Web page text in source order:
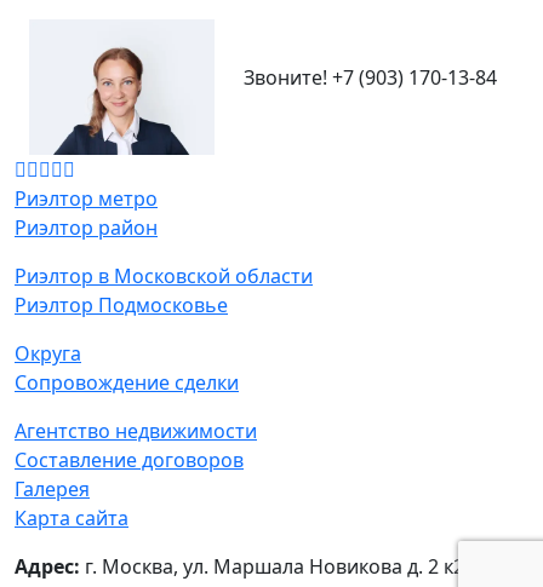
Звоните! +7 (903) 170-13-84
Риэлтор метро
Риэлтор район
Риэлтор в Московской области
Риэлтор Подмосковье
Округа
Сопровождение сделки
Агентство недвижимости
Составление договоров
Галерея
Карта сайта
Адрес: г. Москва, ул. Маршала Новикова д. 2 к2